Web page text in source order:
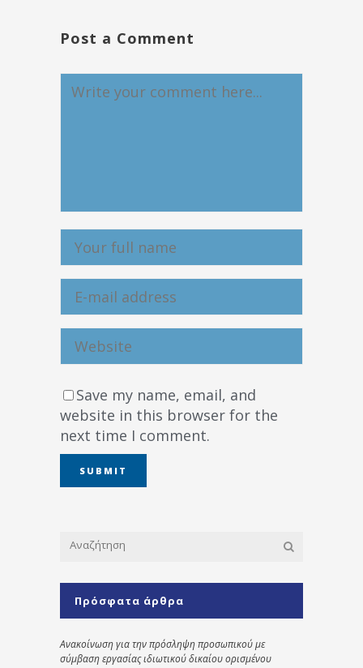
Post a Comment
Save my name, email, and
website in this browser for the
next time I comment.
Πρόσφατα άρθρα
Ανακοίνωση για την πρόσληψη προσωπικού με
σύμβαση εργασίας ιδιωτικού δικαίου ορισμένου